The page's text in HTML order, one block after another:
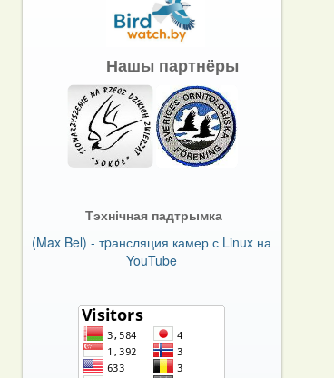
Нашы партнёры
Тэхнічная падтрымка
(Max Bel) - тpансляция камер с Linux на
YouTube